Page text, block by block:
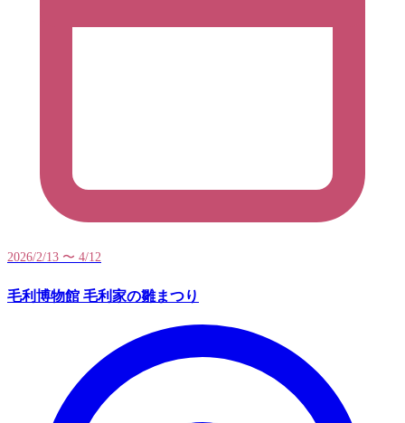
2026/2/13 〜 4/12
毛利博物館 毛利家の雛まつり